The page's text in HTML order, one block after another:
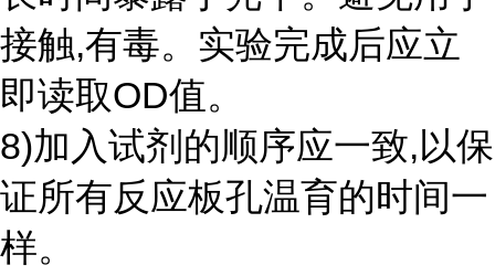
接触,有毒。实验完成后应立
即读取OD值。
8)加入试剂的顺序应一致,以保
证所有反应板孔温育的时间一
样。